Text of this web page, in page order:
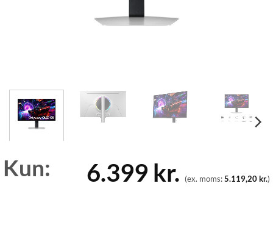
Kun: 6.399 kr. (ex. moms:5.119,20kr.)